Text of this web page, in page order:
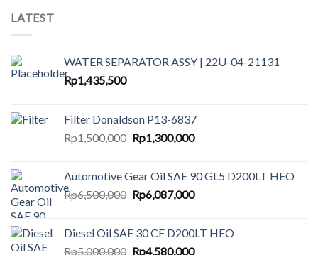
LATEST
WATER SEPARATOR ASSY | 22U-04-21131
Rp1,435,500
Filter Donaldson P13-6837
Rp1,500,000 Original
Rp1,500,000.
Rp1,300,000Current
Rp1,300,000.
Automotive Gear Oil SAE 90 GL5 D200LT HEO
Rp6,500,000 Original
Rp6,500,000.
Rp6,087,000Current
Rp6,087,000.
Diesel Oil SAE 30 CF D200LT HEO
Rp5,000,000 Original
Rp4,580,000Current